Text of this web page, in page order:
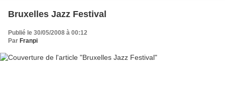
Bruxelles Jazz Festival
Publié le 30/05/2008 à 00:12
Par Franpi